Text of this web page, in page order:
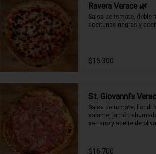
Ravera Verace 🌿
Salsa de tomate, doble
aceitunas negras y
$15.300
St. Giovanni's
Salsa de tomate, fior di
salame, jamón
serrano y aceite de
$16.700